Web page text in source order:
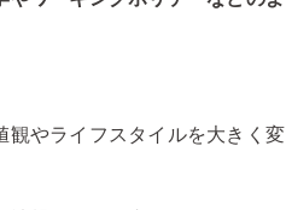
観やライフスタイルを大きく変